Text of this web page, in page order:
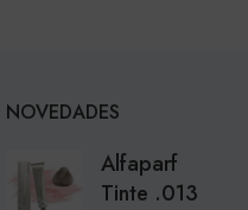
NOVEDADES
Alfaparf
Tinte .013